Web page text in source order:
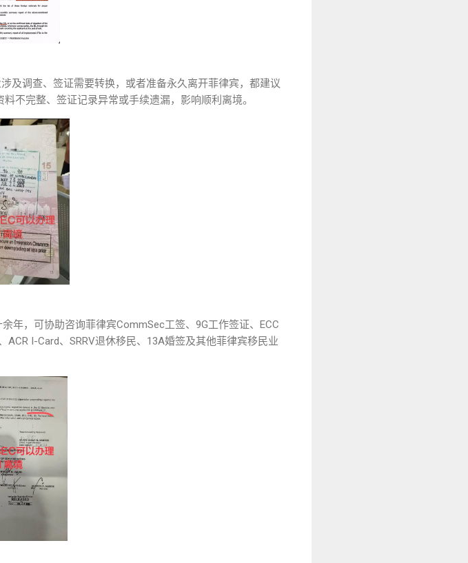
及调查、签证需要转换，或者准备永久离开菲律宾，都建议
不完整、签证记录异常或手续遗漏，影响顺利离境。
年，可协助咨询菲律宾CommSec工签、9G工作签证、ECC
I-Card、SRRV退休移民、13A婚签及其他菲律宾移民业